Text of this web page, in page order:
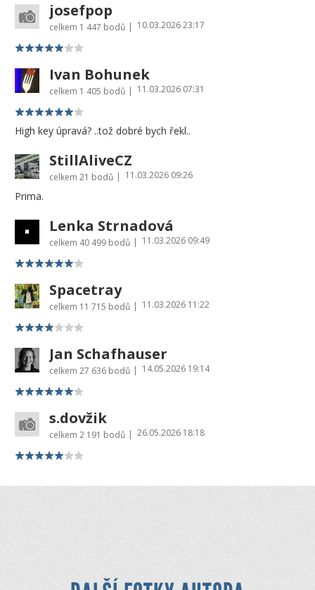
josefpop
celkem 1 447 bodů | 10.03.2026 23:17
Ivan Bohunek
celkem 1 405 bodů | 11.03.2026 07:31
High key úpravá? ..tož dobré bych řekl..
StillAliveCZ
celkem 21 bodů | 11.03.2026 09:26
Prima.
Lenka Strnadová
celkem 40 499 bodů | 11.03.2026 09:49
Spacetray
celkem 11 715 bodů | 11.03.2026 11:22
Jan Schafhauser
celkem 27 636 bodů | 14.05.2026 19:14
s.dovžik
celkem 2 191 bodů | 26.05.2026 18:18